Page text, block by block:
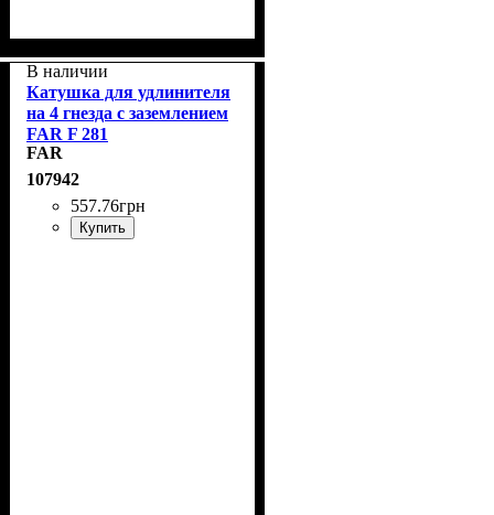
В наличии
Катушка для удлинителя
на 4 гнезда с заземлением
FAR F 281
FAR
107942
557.76грн
Купить